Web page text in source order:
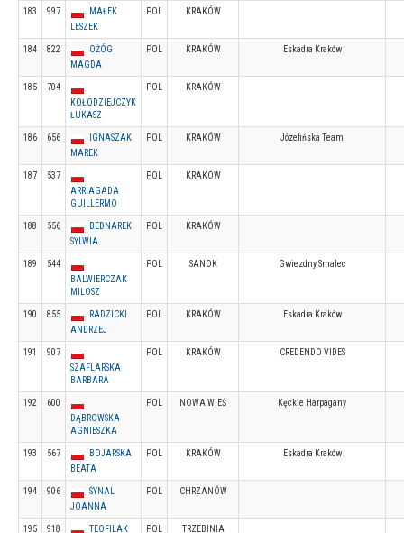
183 997
MAŁEK
LESZEK
POL KRAKÓW
184 822
OŻÓG
MAGDA
POL KRAKÓW Eskadra Kraków
185
704
KOŁODZIEJCZYK
ŁUKASZ
POL KRAKÓW
186 656
IGNASZAK
MAREK
POL KRAKÓW Józefińska Team
187
537
ARRIAGADA
GUILLERMO
POL KRAKÓW
188 556
BEDNAREK
SYLWIA
POL KRAKÓW
189
544
BALWIERCZAK
MILOSZ
POL SANOK Gwiezdny Smalec
190 855
RADZICKI
ANDRZEJ
POL KRAKÓW Eskadra Kraków
191
907
SZAFLARSKA
BARBARA
POL KRAKÓW CREDENDO VIDES
192
600
DĄBROWSKA
AGNIESZKA
POL NOWA WIEŚ Kęckie Harpagany
193 567
BOJARSKA
BEATA
POL KRAKÓW Eskadra Kraków
194 906
SYNAL
JOANNA
POL CHRZANÓW
195 918
TEOFILAK
POL TRZEBINIA